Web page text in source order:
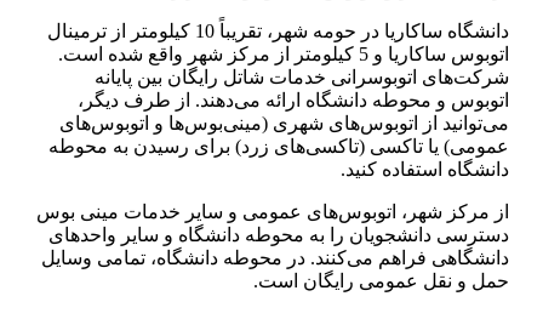
دانشگاه ساکاریا در حومه شهر، تقریباً 10 کیلومتر از ترمینال
اتوبوس ساکاریا و 5 کیلومتر از مرکز شهر واقع شده است.
شرکت‌های اتوبوسرانی خدمات شاتل رایگان بین پایانه
اتوبوس و محوطه دانشگاه ارائه می‌دهند. از طرف دیگر،
می‌توانید از اتوبوس‌های شهری (مینی‌بوس‌ها و اتوبوس‌های
عمومی) یا تاکسی (تاکسی‌های زرد) برای رسیدن به محوطه
دانشگاه استفاده کنید.
از مرکز شهر، اتوبوس‌های عمومی و سایر خدمات مینی بوس
دسترسی دانشجویان را به محوطه دانشگاه و سایر واحدهای
دانشگاهی فراهم می‌کنند. در محوطه دانشگاه، تمامی وسایل
حمل و نقل عمومی رایگان است.